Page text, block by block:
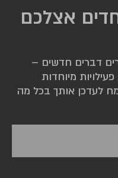
אצלכם
דברים חדשים –
מיוחדות
לעדכן אותך בכל מה